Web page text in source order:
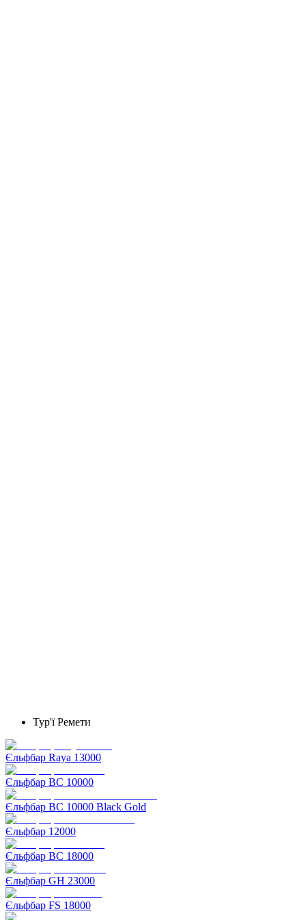
Тур'ї Ремети
Єльфбар Raya 13000
Єльфбар BC 10000
Єльфбар BC 10000 Black Gold
Єльфбар 12000
Єльфбар BC 18000
Єльфбар GH 23000
Єльфбар FS 18000